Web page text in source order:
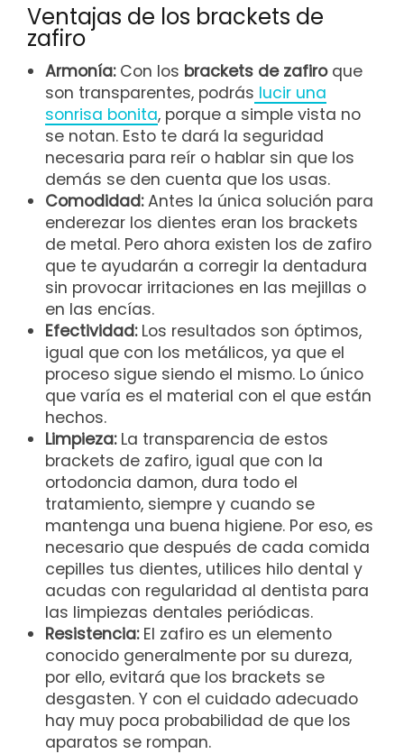
Ventajas de los brackets de
zafiro
Armonía: Con los brackets de zafiroque
son transparentes, podrás lucir una
sonrisa bonita, porque a simple vista no
se notan. Esto te dará la seguridad
necesaria para reír o hablar sin que los
demás se den cuenta que los usas.
Comodidad:Antes la única solución para
enderezar los dientes eran los brackets
de metal. Pero ahora existen los de zafiro
que te ayudarán a corregir la dentadura
sin provocar irritaciones en las mejillas o
en las encías.
Efectividad: Los resultados son óptimos,
igual que con los metálicos, ya que el
proceso sigue siendo el mismo. Lo único
que varía es el material con el que están
hechos.
Limpieza: La transparencia de estos
brackets de zafiro, igual que con la
ortodoncia damon, dura todo el
tratamiento, siempre y cuando se
mantenga una buena higiene. Por eso, es
necesario que después de cada comida
cepilles tus dientes, utilices hilo dental y
acudas con regularidad al dentista para
las limpiezas dentales periódicas.
Resistencia: El zafiro es un elemento
conocido generalmente por su dureza,
por ello, evitará que los brackets se
desgasten. Y con el cuidado adecuado
hay muy poca probabilidad de que los
aparatos se rompan.